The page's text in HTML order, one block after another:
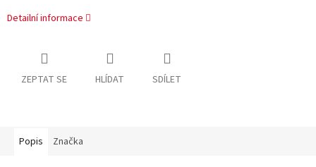
Detailní informace
ZEPTAT SE HLÍDAT SDÍLET
Popis Značka